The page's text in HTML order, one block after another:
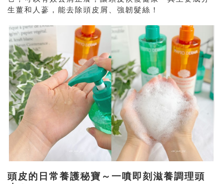
生薑和人蔘，能去除頭皮屑、強韌髮絲！
頭皮的日常養護秘寶～一噴即刻滋養調理頭